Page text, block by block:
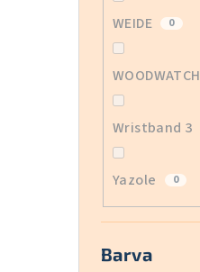
WEIDE 0
WOODWATCH
Wristband 3
Yazole 0
Barva